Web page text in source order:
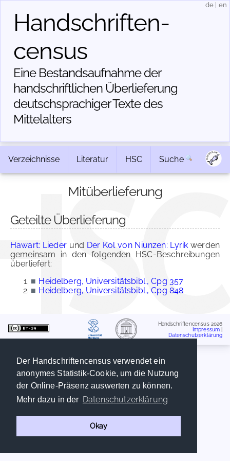
Der Handschriftencensus verwendet ein
anonymes Statistik-Cookie, um die Nutzung
der Online-Präsenz auswerten zu können.
Mehr dazu in der Datenschutzerklärung
Okay
Handschriften­
census
Eine Bestandsaufnahme der
handschriftlichen Über­lieferung
deutschsprachiger Texte des
Mittelalters
de en
Verzeichnisse Literatur HSC Suche
Mitüberlieferung
Geteilte Überlieferung
Hawart: Liederund Der Kol von Niunzen: Lyrik werden
gemeinsam in den folgenden HSC-Beschreibungen
überliefert:
■ Heidelberg, Universitätsbibl., Cpg 357
■ Heidelberg, Universitätsbibl., Cpg 848
Handschriftencensus 2026
Impressum
Datenschutzerklärung